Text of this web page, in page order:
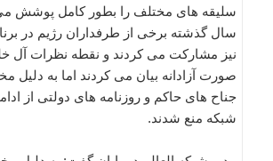
سلیقه های مختلف را بطور کامل پوشش
سال گذشته برخی از طرفداران رژیم در
نیز مشارکت می کردند و نقطه نظرات آل
صورت آزادانه بیان می کردند اما به دلیل
جناح های حاکم و روزنامه های دولتی از
شبکه منع شدند.